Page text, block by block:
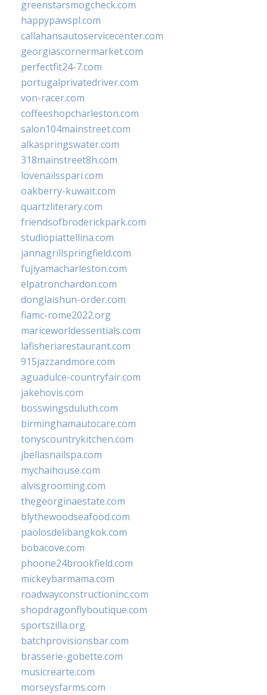
greenstarsmogcheck.com
happypawspl.com
callahansautoservicecenter.com
georgiascornermarket.com
perfectfit24-7.com
portugalprivatedriver.com
von-racer.com
coffeeshopcharleston.com
salon104mainstreet.com
alkaspringswater.com
318mainstreet8h.com
lovenailsspari.com
oakberry-kuwait.com
quartzliterary.com
friendsofbroderickpark.com
studiopiattellina.com
jannagrillspringfield.com
fujiyamacharleston.com
elpatronchardon.com
donglaishun-order.com
fiamc-rome2022.org
mariceworldessentials.com
lafisheriarestaurant.com
915jazzandmore.com
aguadulce-countryfair.com
jakehovis.com
bosswingsduluth.com
birminghamautocare.com
tonyscountrykitchen.com
jbellasnailspa.com
mychaihouse.com
alvisgrooming.com
thegeorginaestate.com
blythewoodseafood.com
paolosdelibangkok.com
bobacove.com
phoone24brookfield.com
mickeybarmama.com
roadwayconstructioninc.com
shopdragonflyboutique.com
sportszilla.org
batchprovisionsbar.com
brasserie-gobette.com
musicrearte.com
morseysfarms.com